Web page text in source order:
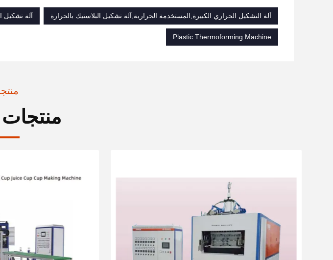
آلة التشكيل الحراري الكبيرة,المستخدمة الحرارية,آلة تشكيل البلاستيك بالحرارة
آلة تشكيل
Plastic Thermoforming Machine
منتجات